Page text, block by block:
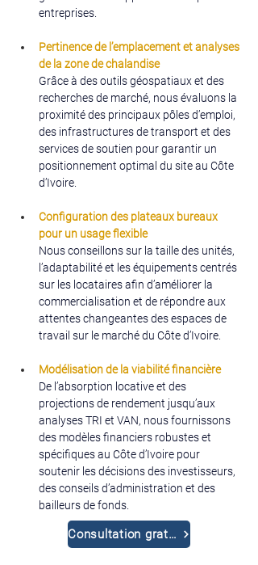
entreprises.
Pertinence de l’emplacement et analyses
de la zone de chalandise
Grâce à des outils géospatiaux et des
recherches de marché, nous évaluons la
proximité des principaux pôles d’emploi,
des infrastructures de transport et des
services de soutien pour garantir un
positionnement optimal du site au Côte
d’Ivoire.
Configuration des plateaux bureaux
pour un usage flexible
Nous conseillons sur la taille des unités,
l’adaptabilité et les équipements centrés
sur les locataires afin d’améliorer la
commercialisation et de répondre aux
attentes changeantes des espaces de
travail sur le marché du Côte d’Ivoire.
Modélisation de la viabilité financière
De l’absorption locative et des
projections de rendement jusqu’aux
analyses TRI et VAN, nous fournissons
des modèles financiers robustes et
spécifiques au Côte d’Ivoire pour
soutenir les décisions des investisseurs,
des conseils d’administration et des
bailleurs de fonds.
Consultation gratuite